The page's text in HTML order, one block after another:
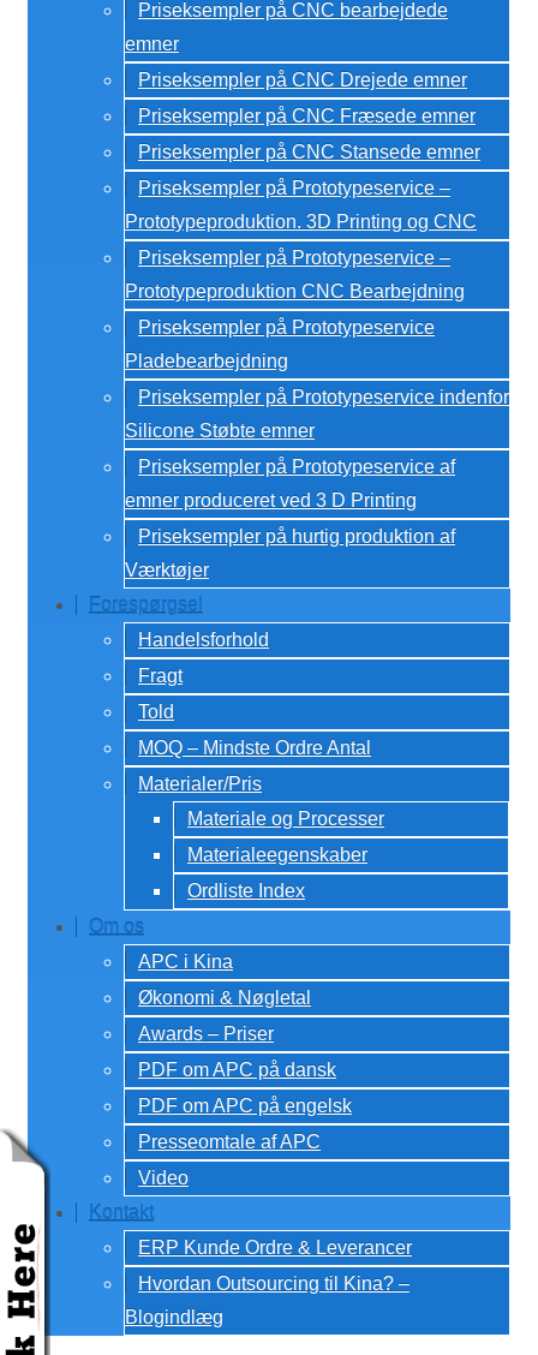
Priseksempler på CNC bearbejdede
emner
Priseksempler på CNC Drejede emner
Priseksempler på CNC Fræsede emner
Priseksempler på CNC Stansede emner
Priseksempler på Prototypeservice –
Prototypeproduktion. 3D Printing og CNC
Priseksempler på Prototypeservice –
Prototypeproduktion CNC Bearbejdning
Priseksempler på Prototypeservice
Pladebearbejdning
Priseksempler på Prototypeservice indenfor
Silicone Støbte emner
Priseksempler på Prototypeservice af
emner produceret ved 3 D Printing
Priseksempler på hurtig produktion af
Værktøjer
Forespørgsel
Handelsforhold
Fragt
Told
MOQ – Mindste Ordre Antal
Materialer/Pris
Materiale og Processer
Materialeegenskaber
Ordliste Index
Om os
APC i Kina
Økonomi & Nøgletal
Awards – Priser
PDF om APC på dansk
PDF om APC på engelsk
Presseomtale af APC
Video
Kontakt
ERP Kunde Ordre & Leverancer
Hvordan Outsourcing til Kina? –
Blogindlæg